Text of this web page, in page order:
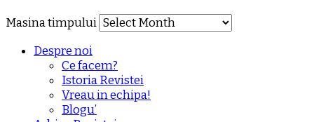
Masina timpului
Despre noi
Ce facem?
Istoria Revistei
Vreau in echipa!
Blogu’